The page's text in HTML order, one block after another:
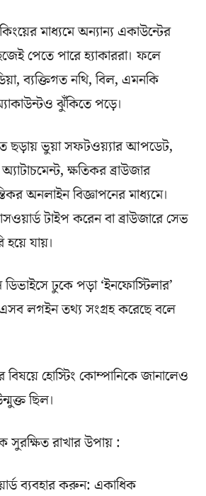
মাধ্যমে অন্যান্য একাউন্টের
পেতে পারে হ্যাকাররা। ফলে
ব্যক্তিগত নথি, বিল, এমনকি
অ্যাকাউন্টও ঝুঁকিতে পড়ে।
ছড়ায় ভুয়া সফটওয়্যার আপডেট,
ক্ষতিকর ব্রাউজার
অনলাইন বিজ্ঞাপনের মাধ্যমে।
টাইপ করেন বা ব্রাউজারে সেভ
যায়।
ডিভাইসে ঢুকে পড়া ‘ইনফোস্টিলার’
লগইন তথ্য সংগ্রহ করেছে বলে
হোস্টিং কোম্পানিকে জানালেও
ছিল।
সুরক্ষিত রাখার উপায় :
ব্যবহার করুন: একাধিক